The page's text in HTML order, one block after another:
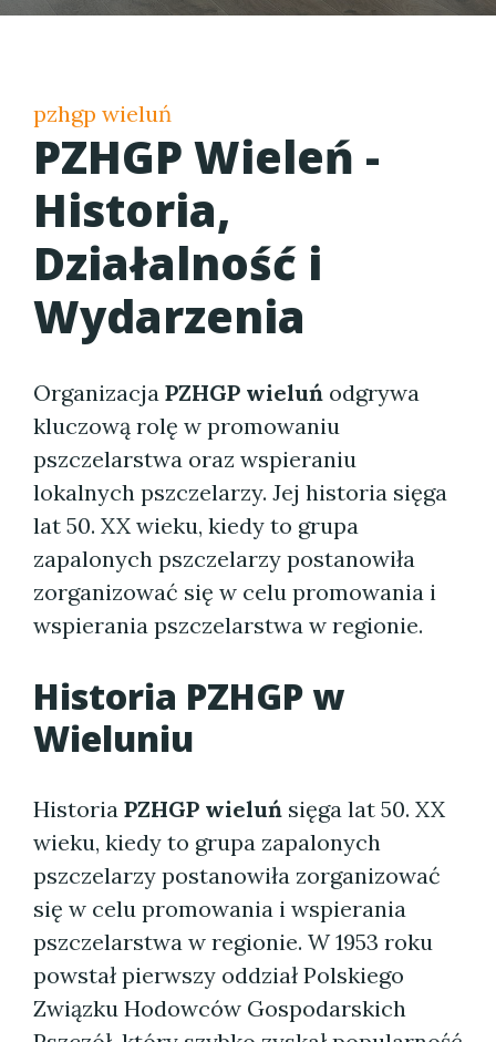
pzhgp wieluń
PZHGP Wieleń -
Historia,
Działalność i
Wydarzenia
Organizacja PZHGP wieluń odgrywa
kluczową rolę w promowaniu
pszczelarstwa oraz wspieraniu
lokalnych pszczelarzy. Jej historia sięga
lat 50. XX wieku, kiedy to grupa
zapalonych pszczelarzy postanowiła
zorganizować się w celu promowania i
wspierania pszczelarstwa w regionie.
Historia PZHGP w
Wieluniu
Historia PZHGP wieluń sięga lat 50. XX
wieku, kiedy to grupa zapalonych
pszczelarzy postanowiła zorganizować
się w celu promowania i wspierania
pszczelarstwa w regionie. W 1953 roku
powstał pierwszy oddział Polskiego
Związku Hodowców Gospodarskich